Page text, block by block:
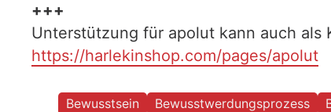
+++
Unterstützung für apolut kann auch als
https://harlekinshop.com/pages/apolut
Bewusstsein Bewusstwerdungsprozess